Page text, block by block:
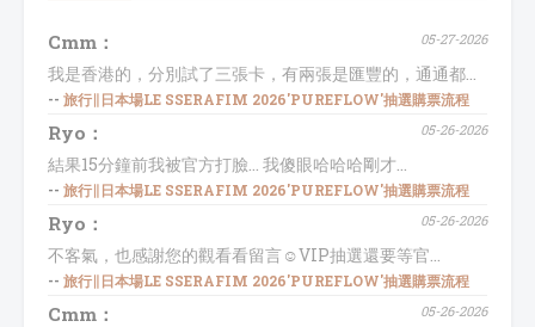
05-27-2026
Cmm：
我是香港的，分別試了三張卡，有兩張是匯豐的，通通都...
-- 旅行∥日本場LE SSERAFIM 2026'PUREFLOW'抽選購票流程
05-26-2026
Ryo：
結果15分鐘前我被官方打臉... 我傻眼哈哈哈剛才...
-- 旅行∥日本場LE SSERAFIM 2026'PUREFLOW'抽選購票流程
05-26-2026
Ryo：
不客氣，也感謝您的觀看看留言☺️VIP抽選還要等官...
-- 旅行∥日本場LE SSERAFIM 2026'PUREFLOW'抽選購票流程
05-26-2026
Cmm：